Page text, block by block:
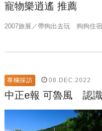
寵物樂逍遙 推薦
2007旅展／帶狗出去玩 狗狗住
專欄採訪 08.DEC.2022
中正e報 可魯風 認